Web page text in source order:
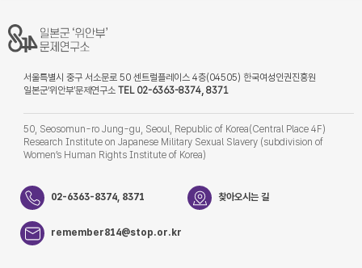
서울특별시 중구 서소문로 50 센트럴플레이스 4층(04505) 한국여성인권진흥원
일본군‘위안부’문제연구소 TEL 02-6363-8374, 8371
50, Seosomun-ro Jung-gu, Seoul, Republic of Korea(Central Place 4F)
Research Institute on Japanese Military Sexual Slavery (subdivision of
Women’s Human Rights Institute of Korea)
02-6363-8374, 8371 찾아오시는 길
remember814@stop.or.kr